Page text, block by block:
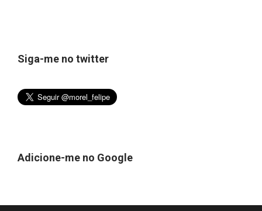
Siga-me no twitter
Adicione-me no Google